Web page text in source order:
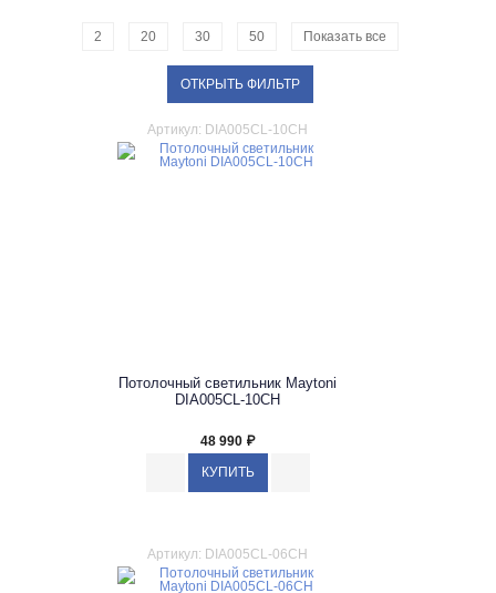
2 20 30 50 Показать все
ОТКРЫТЬ ФИЛЬТР
Артикул: DIA005CL-10CH
Потолочный светильник Maytoni
DIA005CL-10CH
48 990 ₽
Артикул: DIA005CL-06CH